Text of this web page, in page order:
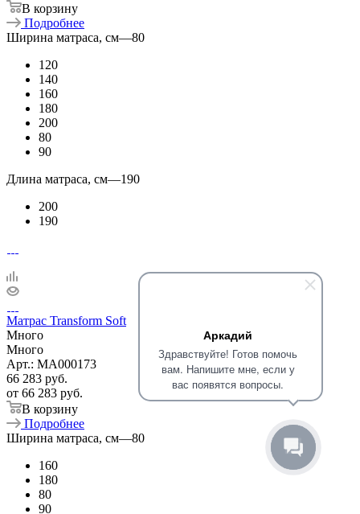
Аркадий
Здравствуйте! Готов помочь
вам. Напишите мне, если у
вас появятся вопросы.
В корзину
Подробнее
Ширина матраса, см—80
120
140
160
180
200
80
90
Длина матраса, см—190
200
190
Матрас Transform Soft
Много
Много
Арт.: MA000173
66 283 руб.
от 66 283 руб.
В корзину
Подробнее
Ширина матраса, см—80
160
180
80
90